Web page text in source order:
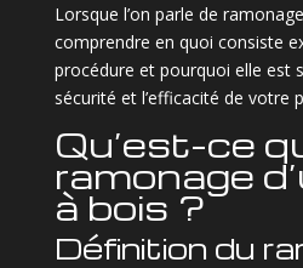
Lorsque l’on parle de
comprendre en quoi consiste
procédure et pourquoi elle est
sécurité et l’efficacité de votre
Qu’est-ce
ramonage
à bois ?
Définition du